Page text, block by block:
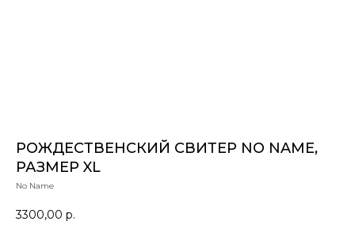
РОЖДЕСТВЕНСКИЙ СВИТЕР NO NAME,
РАЗМЕР XL
No Name
3300,00 р.